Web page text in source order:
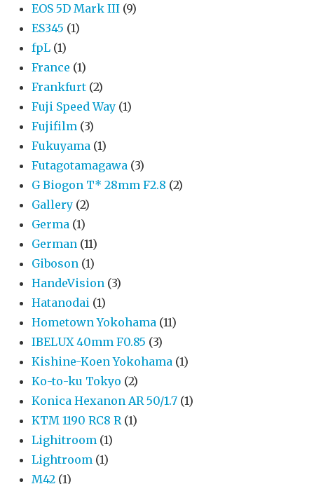
EOS 5D Mark III (9)
ES345 (1)
fpL (1)
France (1)
Frankfurt (2)
Fuji Speed Way (1)
Fujifilm (3)
Fukuyama (1)
Futagotamagawa (3)
G Biogon T* 28mm F2.8 (2)
Gallery (2)
Germa (1)
German (11)
Giboson (1)
HandeVision (3)
Hatanodai (1)
Hometown Yokohama (11)
IBELUX 40mm F0.85 (3)
Kishine-Koen Yokohama (1)
Ko-to-ku Tokyo (2)
Konica Hexanon AR 50/1.7 (1)
KTM 1190 RC8 R (1)
Lighitroom (1)
Lightroom (1)
M42 (1)